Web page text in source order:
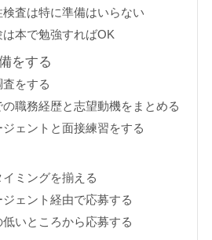
検査は特に準備はいらない
は本で勉強すればOK
をする
をする
の職務経歴と志望動機をまとめる
ェントと面接練習をする
イミングを揃える
ェント経由で応募する
いところから応募する